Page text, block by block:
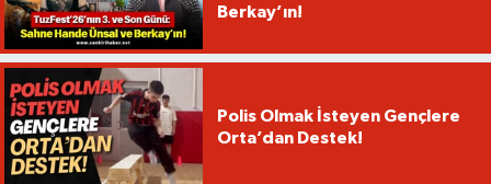
Berkay’ın!
Polis Olmak İsteyen Gençlere
Orta’dan Destek!